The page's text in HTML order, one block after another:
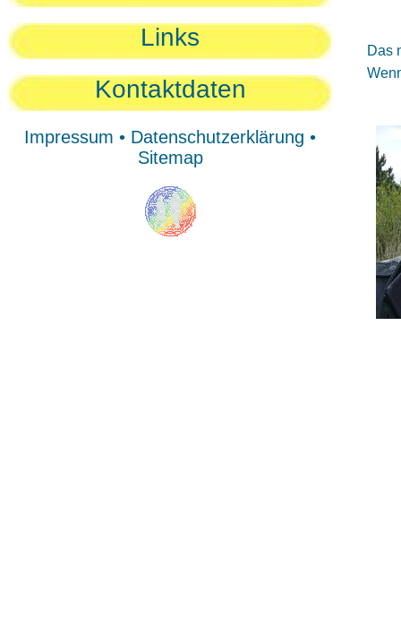
Links
Kontaktdaten
Impressum • Datenschutzerklärung •
Sitemap
Das